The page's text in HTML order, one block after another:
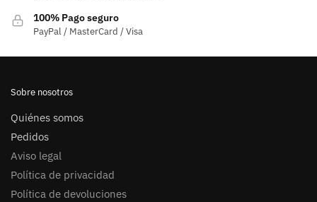
100% Pago seguro
PayPal / MasterCard / Visa
Sobre nosotros
Quiénes somos
Pedidos
Aviso legal
Política de privacidad
Política de devoluciones